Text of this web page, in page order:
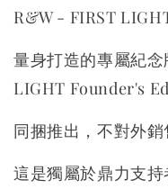
R&W - FIRST
量身打造的專屬紀
LIGHT Founder's
同捆推出，不對外
這是獨屬於鼎力支